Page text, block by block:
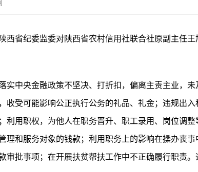
西省纪委监委对陕西省农村信用社联合社原副主任
实中央金融政策不坚决、打折扣，偏离主责主业，未
收受可能影响公正执行公务的礼品、礼金；违规出
利用职权，为他人在职务晋升、职工录用、岗位调
理和服务对象的钱款；利用职务上的影响在操办丧事
审批事项；在开展扶贫帮扶工作中不正确履行职责